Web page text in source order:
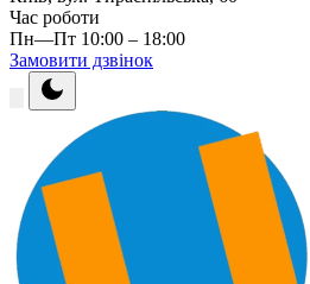
Час роботи
Пн—Пт 10:00 – 18:00
Замовити дзвінок